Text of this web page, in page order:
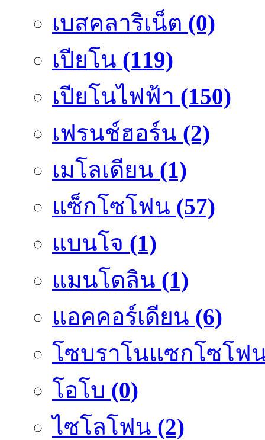
เบสคลาริเน็ต (0)
เปียโน (119)
เปียโนไฟฟ้า (150)
เฟรนช์ฮอร์น (2)
เมโลเดียน (1)
แซ็กโซโฟน (57)
แบนโจ (1)
แมนโดลิน (1)
แอคคอร์เดียน (6)
โซบราโนแซกโซโฟ
โอโบ (0)
ไซโลโฟน (2)